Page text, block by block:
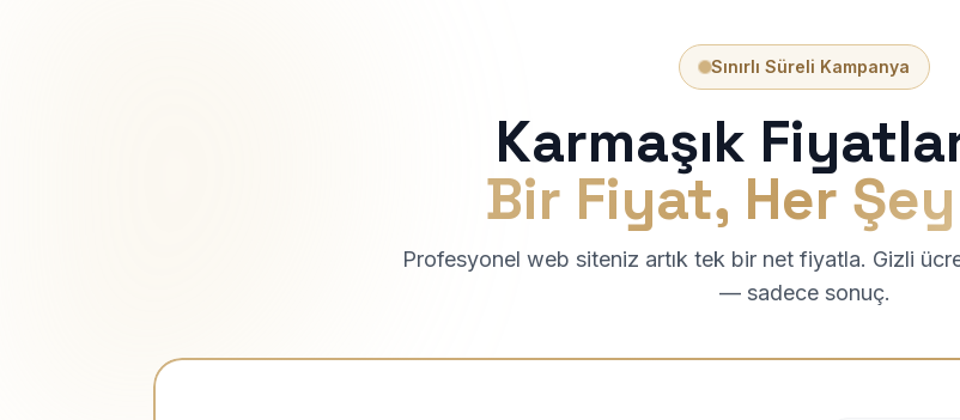
Sınırlı Süreli Kampanya
Karmaşık
Bir Fiyat, Her
Profesyonel web siteniz artık tek bir net fiyatla. Gizli
— sadece sonuç.